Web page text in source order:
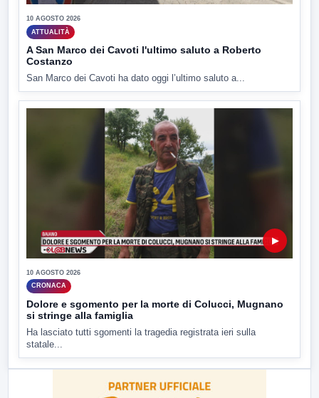
10 AGOSTO 2026
ATTUALITÀ
A San Marco dei Cavoti l'ultimo saluto a Roberto
Costanzo
San Marco dei Cavoti ha dato oggi l’ultimo saluto a...
▶
10 AGOSTO 2026
CRONACA
Dolore e sgomento per la morte di Colucci, Mugnano
si stringe alla famiglia
Ha lasciato tutti sgomenti la tragedia registrata ieri sulla
statale...